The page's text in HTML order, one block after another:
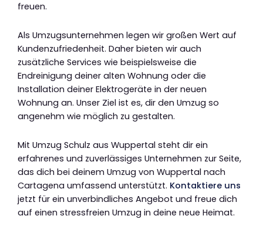
freuen.
Als Umzugsunternehmen legen wir großen Wert auf
Kundenzufriedenheit. Daher bieten wir auch
zusätzliche Services wie beispielsweise die
Endreinigung deiner alten Wohnung oder die
Installation deiner Elektrogeräte in der neuen
Wohnung an. Unser Ziel ist es, dir den Umzug so
angenehm wie möglich zu gestalten.
Mit Umzug Schulz aus Wuppertal steht dir ein
erfahrenes und zuverlässiges Unternehmen zur Seite,
das dich bei deinem Umzug von Wuppertal nach
Cartagena umfassend unterstützt. Kontaktiere uns
jetzt für ein unverbindliches Angebot und freue dich
auf einen stressfreien Umzug in deine neue Heimat.